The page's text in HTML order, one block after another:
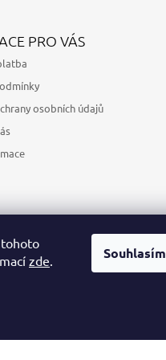
tohoto
zde. Souhlasím
PRO VÁS
osobních údajů